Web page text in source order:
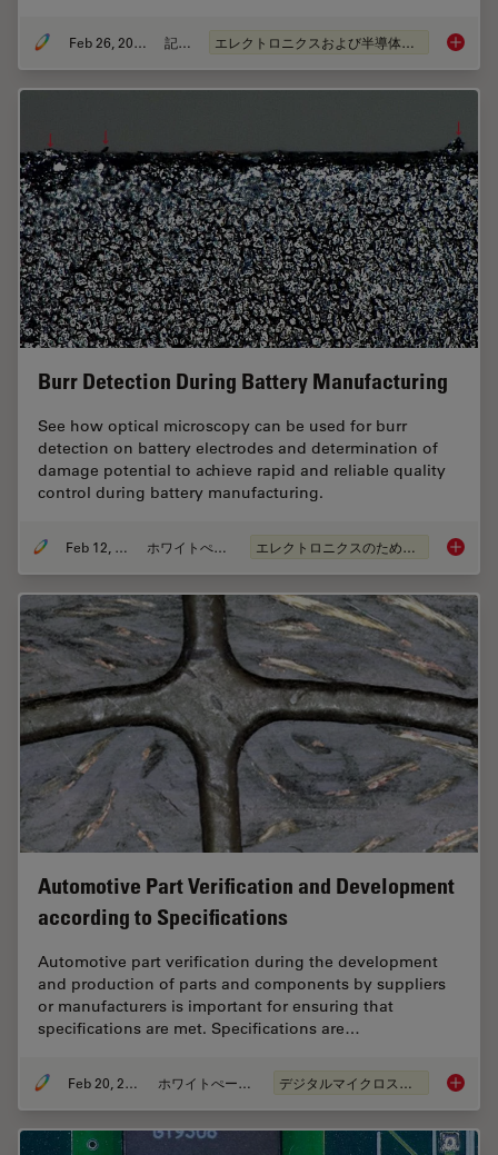
Feb 26, 2026 記事 エレクトロニクスおよび半導体産業 6-Inch
Burr Detection During Battery Manufacturing
See how optical microscopy can be used for burr
detection on battery electrodes and determination of
damage potential to achieve rapid and reliable quality
control during battery manufacturing.
Feb 12, 2026 ホワイトぺーパー エレクトロニクスのための断面解析 Burr
Automotive Part Verification and Development
according to Specifications
Automotive part verification during the development
and production of parts and components by suppliers
or manufacturers is important for ensuring that
specifications are met. Specifications are…
Feb 20, 2025 ホワイトぺーパー デジタルマイクロスコープ